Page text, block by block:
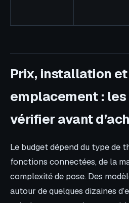
Prix, installation et
emplacement :
vérifier avant
Le budget dépend du type de
fonctions connectées, de la
complexité de pose. Des
autour de quelques dizaines